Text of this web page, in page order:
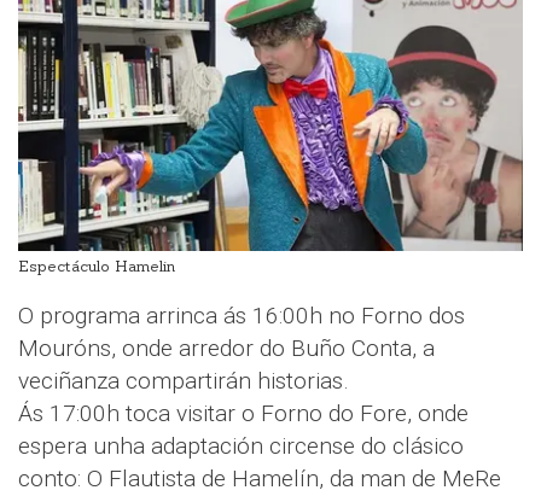
Espectáculo Hamelin
O programa arrinca ás 16:00h no Forno dos
Mouróns, onde arredor do Buño Conta, a
veciñanza compartirán historias.
Ás 17:00h toca visitar o Forno do Fore, onde
espera unha adaptación circense do clásico
conto: O Flautista de Hamelín, da man de MeRe